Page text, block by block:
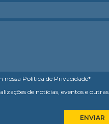
nossa Política de Privacidade*
de notícias, eventos e outras